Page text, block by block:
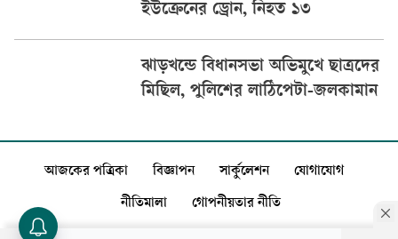
ইউক্রেনের ড্রোন, নিহত ১৩
ঝাড়খন্ডে বিধানসভা অভিমুখে ছাত্রদের
মিছিল, পুলিশের লাঠিপেটা-জলকামান
আজকের পত্রিকা বিজ্ঞাপন সার্কুলেশন যোগাযোগ
নীতিমালা গোপনীয়তার নীতি